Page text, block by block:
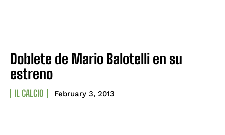
Doblete de Mario Balotelli en su
estreno
IL CALCIO February 3, 2013